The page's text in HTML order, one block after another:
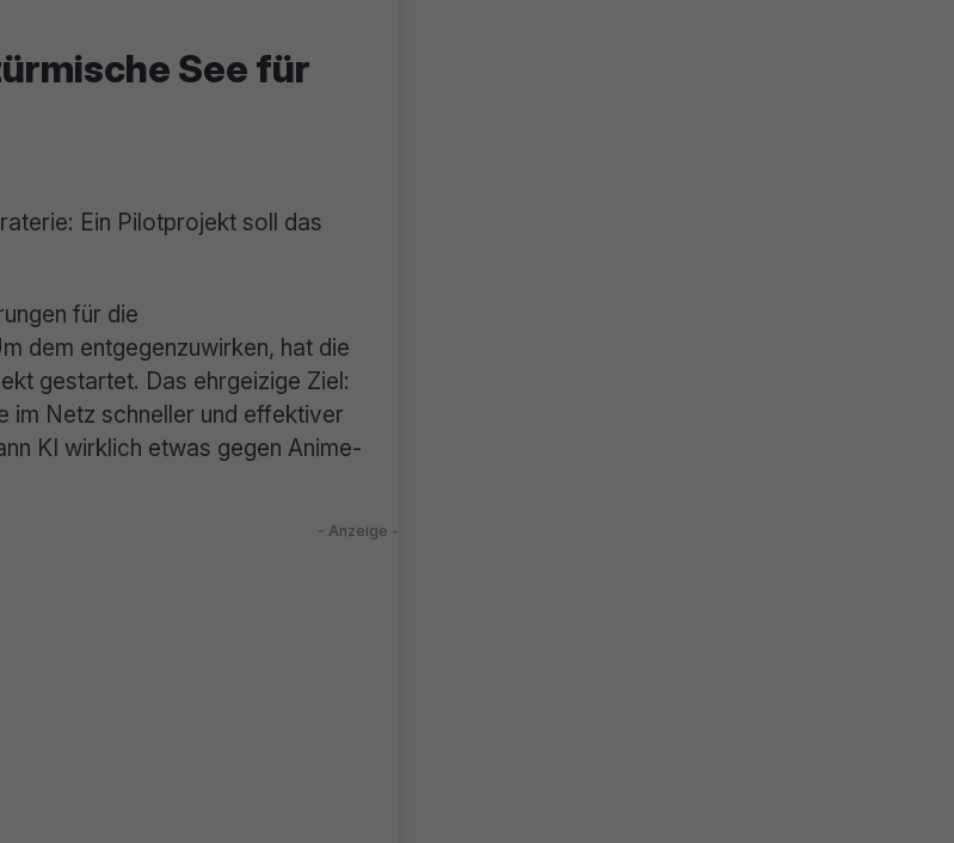
See für
Ein Pilotprojekt soll das
für die
dem entgegenzuwirken, hat die
gestartet. Das ehrgeizige Ziel:
im Netz schneller und effektiver
KI wirklich etwas gegen Anime-